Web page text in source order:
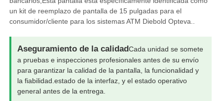
Inicio
Videos
un kit de reemplazo de pantalla de 15 pulgadas para el
consumidor/cliente para los sistemas ATM Diebold Opteva..
Aseguramiento de la calidadCada unidad se somete
a pruebas e inspecciones profesionales antes de su envío
para garantizar la calidad de la pantalla, la funcionalidad y
la fiabilidad.estado de la interfaz, y el estado operativo
general antes de la entrega.